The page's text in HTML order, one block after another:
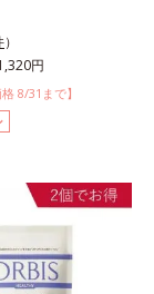
）
円
8/31まで】